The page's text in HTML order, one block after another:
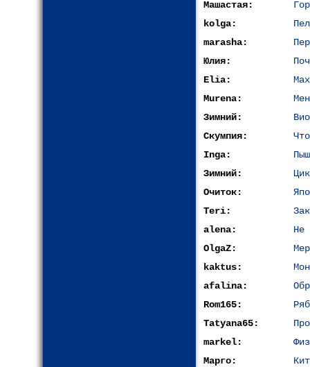
Машастая:
kolga:
marasha:
Юлия:
Elia:
Murena:
Зимний:
Скумпия:
Inga:
Зимний:
Очиток:
Teri:
alena:
Не
OlgaZ:
kaktus:
afalina:
Rom165:
Tatyana65:
markel:
Марго: